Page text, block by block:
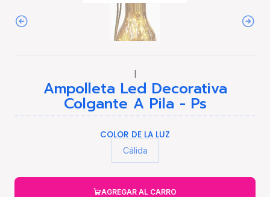
|
Ampolleta Led Decorativa
Colgante A Pila - Ps
COLOR DE LA LUZ
Cálida
AGREGAR AL CARRO